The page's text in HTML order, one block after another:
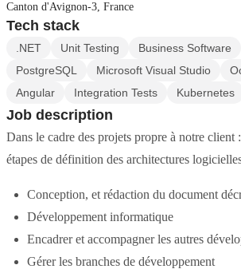
Canton d'Avignon-3, France
Tech stack
.NET Unit Testing Business Software
PostgreSQL
Microsoft Visual Studio
Angular
Integration Tests Kubernetes
Job description
Dans le cadre des projets propre à notre
étapes de définition des architectures
Conception, et rédaction du document
Développement informatique
Encadrer et accompagner les autres
Gérer les branches de développement